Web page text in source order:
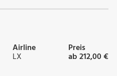
Airline
LX
Preis
ab 212,00 €